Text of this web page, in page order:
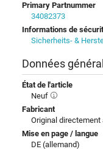
Primary Partnummer
34082373
Informations de
Sicherheits- &
Données
État de l'article
Neuf
Fabricant
Original directement
Mise en page / langue
DE (allemand)